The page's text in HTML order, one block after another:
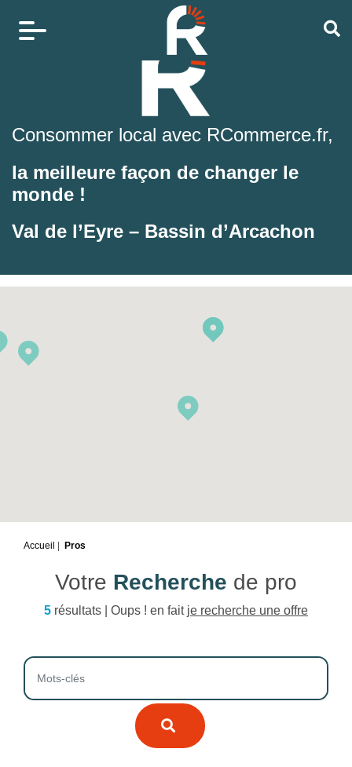
Consommer local avec RCommerce.fr,
la meilleure façon de changer le
monde !
Val de l’Eyre – Bassin d’Arcachon
Accueil Pros
Votre Recherche de pro
5 résultats | Oups ! en fait je recherche une offre